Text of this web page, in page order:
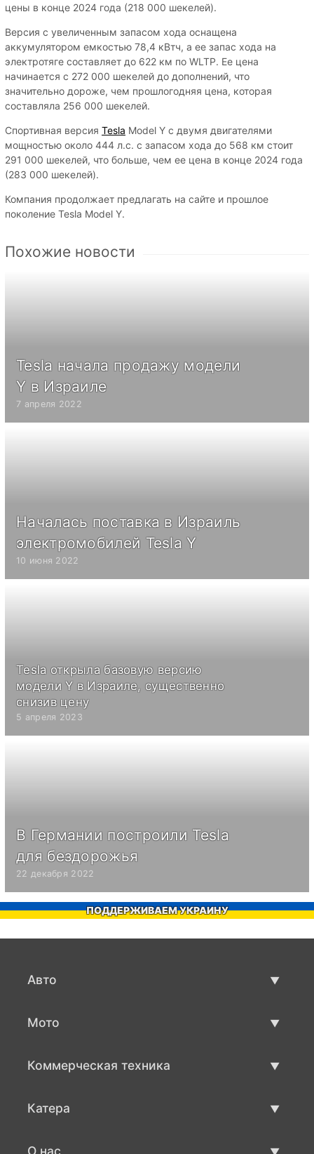
цены в конце 2024 года (218 000 шекелей).
Версия с увеличенным запасом хода оснащена
аккумулятором емкостью 78,4 кВтч, а ее запас хода на
электротяге составляет до 622 км по WLTP. Ее цена
начинается с 272 000 шекелей до дополнений, что
значительно дороже, чем прошлогодняя цена, которая
составляла 256 000 шекелей.
Спортивная версия Tesla Model Y с двумя двигателями
мощностью около 444 л.с. с запасом хода до 568 км стоит
291 000 шекелей, что больше, чем ее цена в конце 2024 года
(283 000 шекелей).
Компания продолжает предлагать на сайте и прошлое
поколение Tesla Model Y.
Похожие новости
Tesla начала продажу модели
Y в Израиле
7 апреля 2022
Началась поставка в Израиль
электромобилей Tesla Y
10 июня 2022
Tesla открыла базовую версию
модели Y в Израиле, существенно
снизив цену
5 апреля 2023
В Германии построили Tesla
для бездорожья
22 декабря 2022
ПОДДЕРЖИВАЕМ УКРАИНУ
Авто
Мото
Коммерческая техника
Катера